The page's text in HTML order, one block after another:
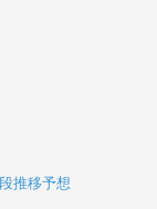
ド確解禁
推移予想